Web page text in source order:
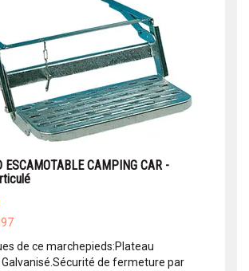
ESCAMOTABLE CAMPING CAR -
de ce marchepieds:Plateau
de fermeture par